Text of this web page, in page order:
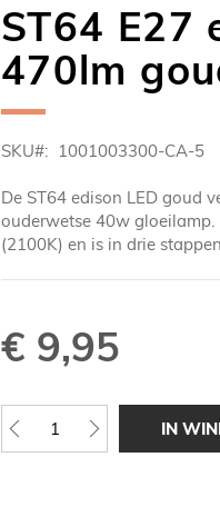
ST64 E27
470lm
SKU 1001003300-CA-5
De ST64 edison LED goud
ouderwetse 40w
(2100K) en is in drie
€ 9,95
IN